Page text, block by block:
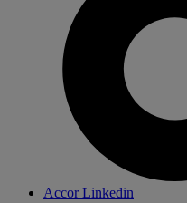
Accor Linkedin